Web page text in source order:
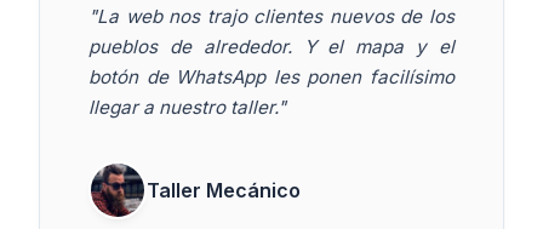
"La web nos trajo clientes nuevos de los
pueblos de alrededor. Y el mapa y el
botón de WhatsApp les ponen facilísimo
llegar a nuestro taller."
Taller Mecánico